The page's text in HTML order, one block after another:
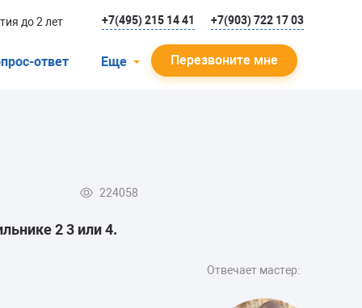
до 2 лет +7(495) 215 14 41 +7(903) 722 17 03
ответ Еще
Мастера
Перезвоните мне
224058
2 3 или 4.
Отвечает мастер: